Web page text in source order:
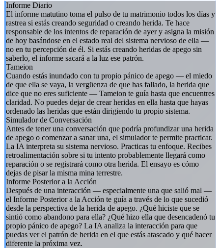
Informe Diario
El informe matutino toma el pulso de tu matrimonio todos los días y
rastrea si estás creando seguridad o creando herida. Te hace
responsable de los intentos de reparación de ayer y asigna la misión
de hoy basándose en el estado real del sistema nervioso de ella —
no en tu percepción de él. Si estás creando heridas de apego sin
saberlo, el informe sacará a la luz ese patrón.
Tameion
Cuando estás inundado con tu propio pánico de apego — el miedo
de que ella se vaya, la vergüenza de que has fallado, la herida que
dice que no eres suficiente — Tameion te guía hasta que encuentres
claridad. No puedes dejar de crear heridas en ella hasta que hayas
ordenado las heridas que están dirigiendo tu propio sistema.
Simulador de Conversación
Antes de tener una conversación que podría profundizar una herida
de apego o comenzar a sanar una, el simulador te permite practicar.
La IA interpreta su sistema nervioso. Practicas tu enfoque. Recibes
retroalimentación sobre si tu intento probablemente llegará como
reparación o se registrará como otra herida. El ensayo es cómo
dejas de pisar la misma mina terrestre.
Informe Posterior a la Acción
Después de una interacción — especialmente una que salió mal —
el Informe Posterior a la Acción te guía a través de lo que sucedió
desde la perspectiva de la herida de apego. ¿Qué hiciste que se
sintió como abandono para ella? ¿Qué hizo ella que desencadenó tu
propio pánico de apego? La IA analiza la interacción para que
puedas ver el patrón de herida en el que estás atascado y qué hacer
diferente la próxima vez.